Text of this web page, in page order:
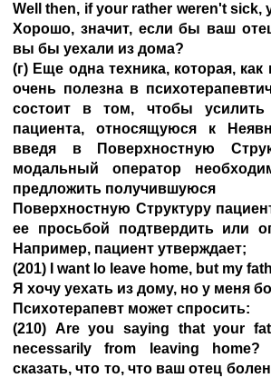
Well then, if your rather weren't sick,
Хорошо, значит, если бы ваш
вы бы уехали из дома?
(г) Еще одна техника, которая,
очень полезна в
состоит в том, чтобы усилить
пациента, относящуюся к
введя в Поверхностную
модальный оператор
предложить получившуюся
Поверхностную Структуру
ее просьбой подтвердить или
Например, пациент утверждает;
(201) I want lo leave home, but my
Я хочу уехать из дому, но у меня
Психотерапевт может спросить:
(210) Are you saying that your
necessarily from leaving
сказать, что то, что ваш отец